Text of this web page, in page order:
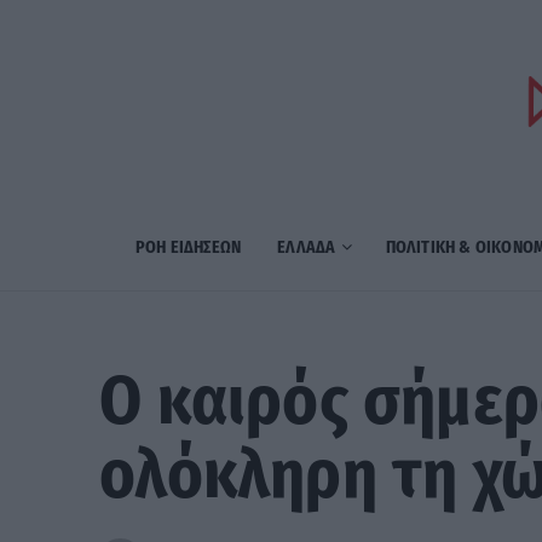
ΡΟΗ ΕΙΔΗΣΕΩΝ ΕΛΛΑΔΑ ΠΟΛΙΤΙΚΗ &
Ο καιρός
ολόκληρη τη